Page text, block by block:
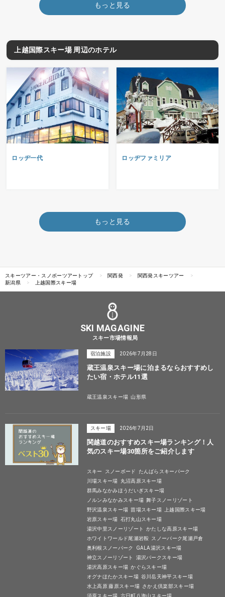
もっと見る
上越国際スキー場 周辺のホテル
ロッヂ一代 ロッヂファミリア
もっと見る
スキーツアー・スノボーツアートップ 関西発
関西発スキーツアー
新潟県
上越国際スキー場
SKI MAGAGINE
スキー市場情報局
宿泊施設 2026年7月28日
蔵王温泉スキー場に泊まるならおすすめし
たい宿・ホテル11選
蔵王温泉スキー場 山形県
スキー場 2026年7月2日
関越道のおすすめスキー場ランキング！人
気のスキー場30箇所をご紹介します
スキー スノーボード
たんばらスキーパーク
川場スキー場
丸沼高原スキー場
群馬みなかみほうだいぎスキー場
ノルンみなかみスキー場 舞子スノーリゾート
野沢温泉スキー場 苗場スキー場 上越国際スキー場
岩原スキー場 石打丸山スキー場
湯沢中里スノーリゾート
かたしな高原スキー場
ホワイトワールド尾瀬岩鞍 スノーパーク尾瀬戸倉
奥利根スノーパーク
GALA湯沢スキー場
神立スノーリゾート
湯沢パークスキー場
湯沢高原スキー場 かぐらスキー場
オグナほたかスキー場 谷川岳天神平スキー場
水上高原 藤原スキー場 さかえ倶楽部スキー場